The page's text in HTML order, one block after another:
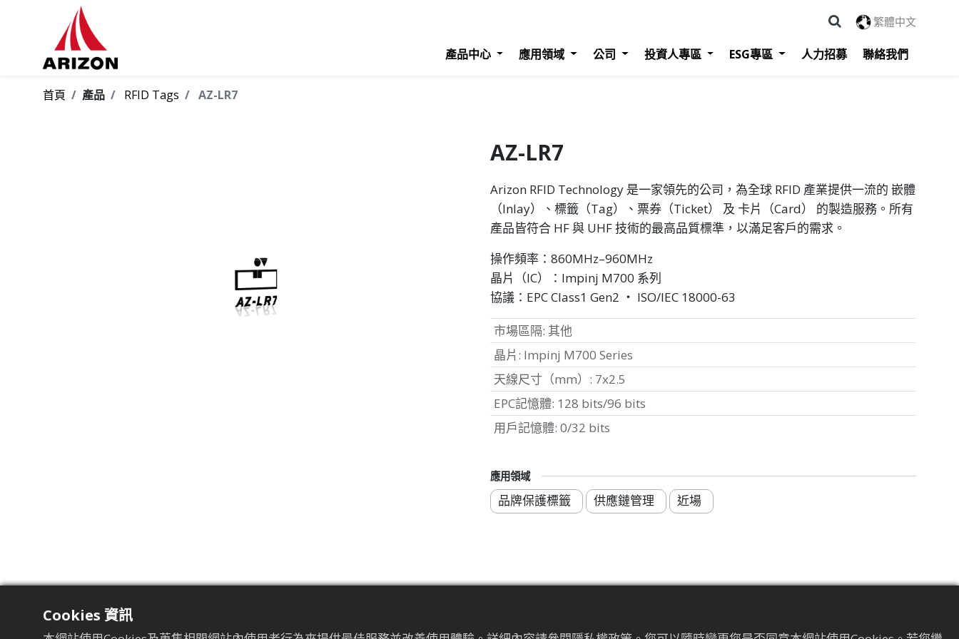
產品中心 應用領域 公司 投資人專區 ESG專區 人力招募 聯絡我們
繁體中文
首頁 產品 RFID Tags AZ-LR7
AZ-LR7
Arizon RFID Technology 是一家領先的公司，為全球 RFID 產業提供一流的 嵌體
（Inlay）、標籤（Tag）、票券（Ticket） 及 卡片（Card） 的製造服務。所有
產品皆符合 HF 與 UHF 技術的最高品質標準，以滿足客戶的需求。
操作頻率：860MHz–960MHz
晶片（IC）：Impinj M700 系列
協議：EPC Class1 Gen2 ‧ ISO/IEC 18000-63
應用領域
品牌保護標籤 供應鏈管理 近場
市場區隔: 其他
晶片 : Impinj M700 Series
天線尺寸（mm） : 7x2.5
EPC記憶體: 128 bits/96 bits
用戶記憶體: 0/32 bits
Cookies 資訊